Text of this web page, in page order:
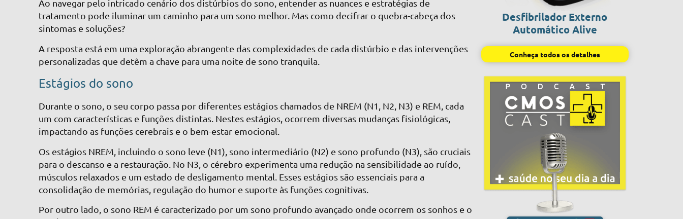
Ao navegar pelo intricado cenário dos distúrbios do sono, entender as nuances e estratégias de
tratamento pode iluminar um caminho para um sono melhor. Mas como decifrar o quebra-cabeça dos
sintomas e soluções?
A resposta está em uma exploração abrangente das complexidades de cada distúrbio e das intervenções
personalizadas que detêm a chave para uma noite de sono tranquila.
Estágios do sono
Durante o sono, o seu corpo passa por diferentes estágios chamados de NREM (N1, N2, N3) e REM, cada
um com características e funções distintas. Nestes estágios, ocorrem diversas mudanças fisiológicas,
impactando as funções cerebrais e o bem-estar emocional.
Os estágios NREM, incluindo o sono leve (N1), sono intermediário (N2) e sono profundo (N3), são cruciais
para o descanso e a restauração. No N3, o cérebro experimenta uma redução na sensibilidade ao ruído,
músculos relaxados e um estado de desligamento mental. Esses estágios são essenciais para a
consolidação de memórias, regulação do humor e suporte às funções cognitivas.
Por outro lado, o sono REM é caracterizado por um sono profundo avançado onde ocorrem os sonhos e o
Desfibrilador Externo
Automático Alive
Conheça todos os detalhes